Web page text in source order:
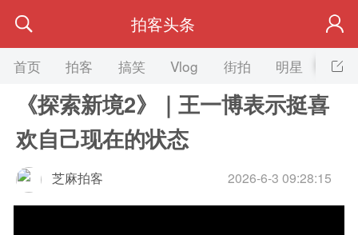
拍客头条
首页 拍客 搞笑 Vlog 街拍 明星 美女
《探索新境2》｜王一博表示挺喜
欢自己现在的状态
芝麻拍客 2026-6-3 09:28:15